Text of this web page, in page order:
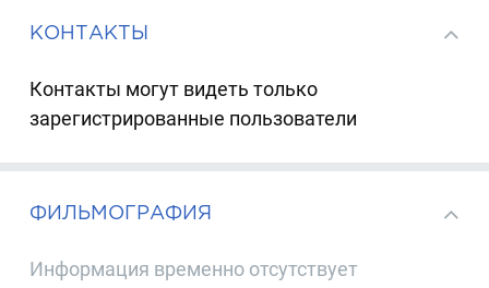
КОНТАКТЫ
Контакты могут видеть только
зарегистрированные пользователи
ФИЛЬМОГРАФИЯ
Информация временно отсутствует